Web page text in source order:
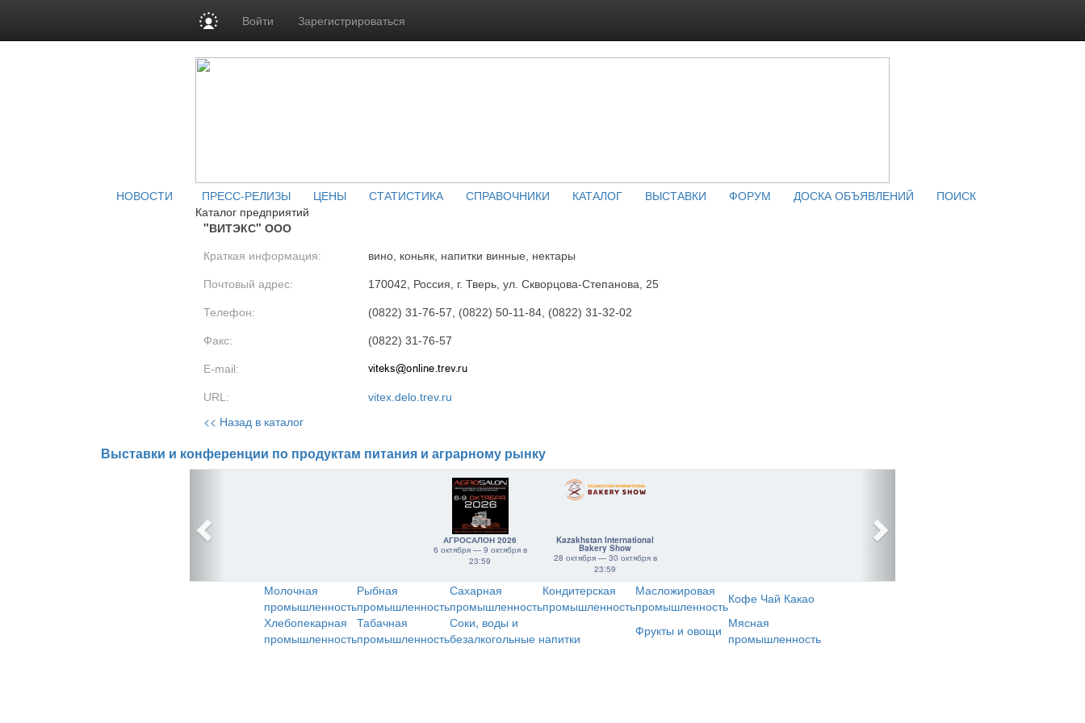
Войти Зарегистрироваться
НОВОСТИ ПРЕСС-РЕЛИЗЫ ЦЕНЫ СТАТИСТИКА СПРАВОЧНИКИ КАТАЛОГ ВЫСТАВКИ ФОРУМ ДОСКА ОБЪЯВЛЕНИЙ
ПОИСК
Каталог предприятий
"ВИТЭКС" ООО
Краткая информация: вино, коньяк, напитки винные, нектары
Почтовый адрес: 170042, Россия, г. Тверь, ул. Скворцова-Степанова, 25
Телефон: (0822) 31-76-57, (0822) 50-11-84, (0822) 31-32-02
Факс: (0822) 31-76-57
E-mail:
URL: vitex.delo.trev.ru
<< Назад в каталог
Выставки и конференции по продуктам питания и аграрному рынку
АГРОСАЛОН 2026
6 октября — 9 октября в
23:59
Kazakhstan International
Bakery Show
28 октября — 30 октября в
23:59
Молочная
промышленность
Рыбная
промышленность
Сахарная
промышленность
Кондитерская
промышленность
Масложировая
промышленностьКофе Чай Какао
Хлебопекарная
промышленность
Табачная
промышленность
Соки, воды и
безалкогольные напитки
Фрукты и овощи Мясная
промышленность